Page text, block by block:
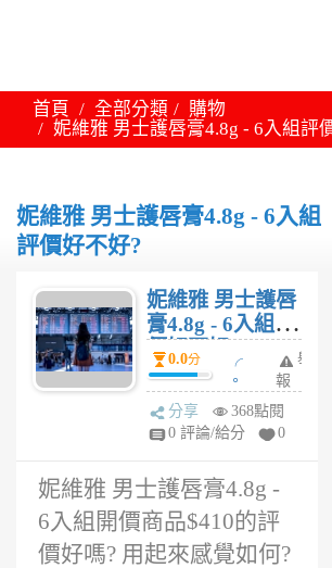
首頁 全部分類
購物
妮維雅 男士護唇膏4.8g - 6入組評
妮維雅 男士護唇膏4.8g - 6入組
評價好不好?
妮維雅 男士護唇
膏4.8g - 6入組評
價好不好?
0.0分
╭
。
小
潔
2
年
前
舉
報
分享
368點閱
0 評論/給分
0
妮維雅 男士護唇膏4.8g -
6入組開價商品$410的評
價好嗎? 用起來感覺如何?